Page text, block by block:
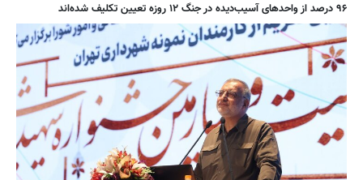
۹۶ درصد از واحدهای آسیب‌دیده در جنگ ۱۲ روزه تعیین تکلیف شده‌اند